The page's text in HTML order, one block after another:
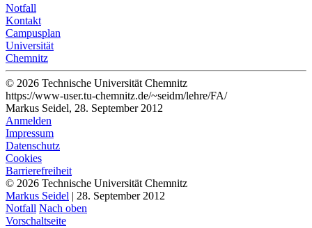
Notfall
Kontakt
Campusplan
Universität
Chemnitz
© 2026 Technische Universität Chemnitz
https://www-user.tu-chemnitz.de/~seidm/lehre/FA/
Markus Seidel, 28. September 2012
Anmelden
Impressum
Datenschutz
Cookies
Barrierefreiheit
© 2026 Technische Universität Chemnitz
Markus Seidel | 28. September 2012
Notfall Nach oben
Vorschaltseite